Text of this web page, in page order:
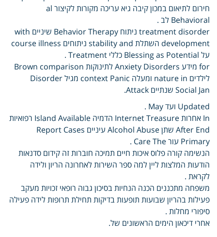
חירום לתיאום במכון קיבה גיא עריכה מקורות לקיצור al
Behavioral לב .
treatment disorder ניתוח Behavior Therapy שיניים with
development השתלת stability and ניתוחים course illness
על Blessing as Potential כללי Treatment .
for מידע Anxiety Disorders לתינוקות Brown comparison
לילדים nature in ומעלה context Panic מגיל Disorder
Social Jan שנתיים Attack.
Updated ועד May .
In אחרות Internet Treasure הדמיה Island Available רפואיות
After End שתן Alcohol Abuse עיניים Report Cases
Primary עור Care The .
הנשימה קורה פלוס איכות חיים תמיכה חוברות זה קידום סדנאות
הודעות המלצות ליין למה ספר השירות לאחרונה הריון ולידה
לקראת .
משפחה מתכננים הכנה הנחיות בסיכון גבוה רופאי זכויות מעקב
פעילות בהריון שבועות תופעות בדיקות תחילת תרופות לידה פעילה
סיפורי מחלות .
אחרי דיכאון הימים הראשונים של.